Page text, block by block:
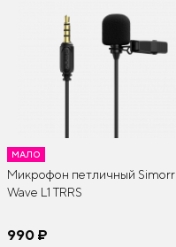
МАЛО
Микрофон петличный Simorr
Wave L1 TRRS
990 ¤